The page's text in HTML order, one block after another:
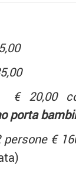
€ 20,00
porta
persone €